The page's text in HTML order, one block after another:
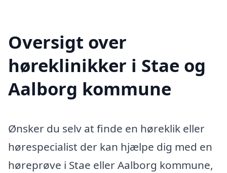
Oversigt over
høreklinikker i Stae og
Aalborg kommune
Ønsker du selv at finde en høreklik eller
hørespecialist der kan hjælpe dig med en
høreprøve i Stae eller Aalborg kommune,